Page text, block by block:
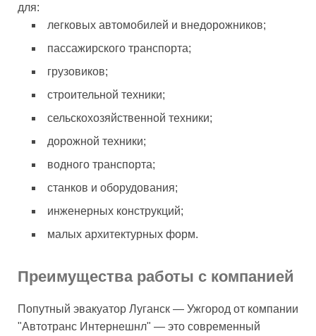
для:
легковых автомобилей и внедорожников;
пассажирского транспорта;
грузовиков;
строительной техники;
сельскохозяйственной техники;
дорожной техники;
водного транспорта;
станков и оборудования;
инженерных конструкций;
малых архитектурных форм.
Преимущества работы с компанией
Попутный эвакуатор Луганск — Ужгород от компании
"Автотранс Интернешнл" — это современный